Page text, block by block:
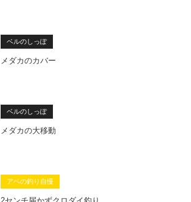
ベルのしっぽ
メダカのカバー
ベルのしっぽ
メダカの大移動
アベの釣り自慢